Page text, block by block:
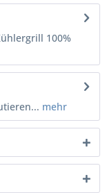
100%
mehr